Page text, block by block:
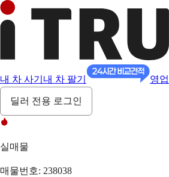
내 차 사기 내 차 팔기 영
딜러 전용 로그인
실매물
매물번호: 238038